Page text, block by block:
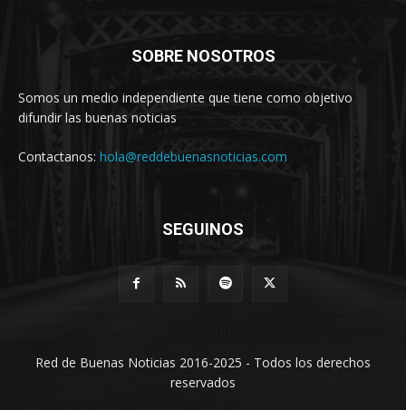
SOBRE NOSOTROS
Somos un medio independiente que tiene como objetivo
difundir las buenas noticias
Contactanos: hola@reddebuenasnoticias.com
SEGUINOS
Red de Buenas Noticias 2016-2025 - Todos los derechos
reservados